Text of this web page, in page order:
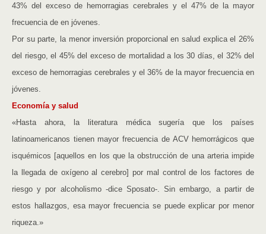
43% del exceso de hemorragias cerebrales y el 47% de la mayor
frecuencia de en jóvenes.
Por su parte, la menor inversión proporcional en salud explica el 26%
del riesgo, el 45% del exceso de mortalidad a los 30 días, el 32% del
exceso de hemorragias cerebrales y el 36% de la mayor frecuencia en
jóvenes.
Economía y salud
«Hasta ahora, la literatura médica sugería que los países
latinoamericanos tienen mayor frecuencia de ACV hemorrágicos que
isquémicos [aquellos en los que la obstrucción de una arteria impide
la llegada de oxígeno al cerebro] por mal control de los factores de
riesgo y por alcoholismo -dice Sposato-. Sin embargo, a partir de
estos hallazgos, esa mayor frecuencia se puede explicar por menor
riqueza.»